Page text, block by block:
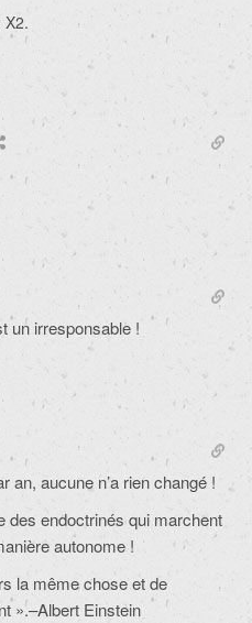
X2.
un irresponsable !
an, aucune n’a rien changé !
endoctrinés qui marchent
autonome !
la même chose et de
».–Albert Einstein